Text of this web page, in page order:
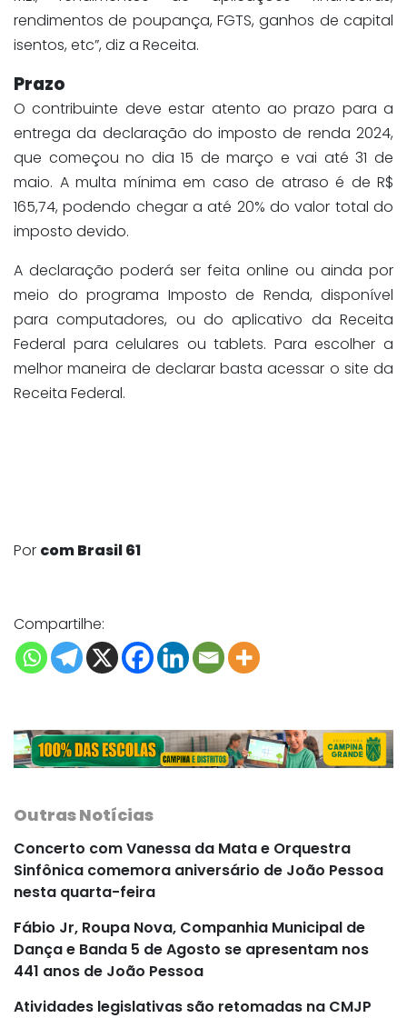
rendimentos de poupança, FGTS, ganhos de capital
isentos, etc”, diz a Receita.
Prazo
O contribuinte deve estar atento ao prazo para a
entrega da declaração do imposto de renda 2024,
que começou no dia 15 de março e vai até 31 de
maio. A multa mínima em caso de atraso é de R$
165,74, podendo chegar a até 20% do valor total do
imposto devido.
A declaração poderá ser feita online ou ainda por
meio do programa Imposto de Renda, disponível
para computadores, ou do aplicativo da Receita
Federal para celulares ou tablets. Para escolher a
melhor maneira de declarar basta acessar o site da
Receita Federal.
Por com Brasil 61
Compartilhe:
Outras Notícias
Concerto com Vanessa da Mata e Orquestra
Sinfônica comemora aniversário de João Pessoa
nesta quarta-feira
Fábio Jr, Roupa Nova, Companhia Municipal de
Dança e Banda 5 de Agosto se apresentam nos
441 anos de João Pessoa
Atividades legislativas são retomadas na CMJP